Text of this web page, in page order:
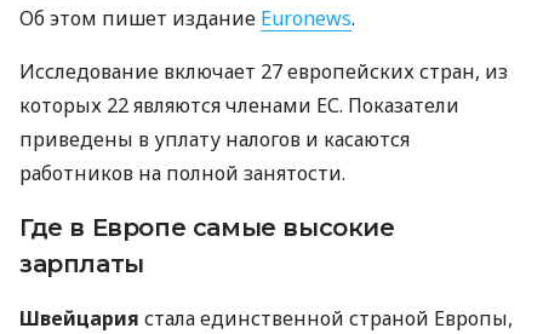
Об этом пишет издание Euronews.
Исследование включает 27 европейских стран, из
которых 22 являются членами ЕС. Показатели
приведены в уплату налогов и касаются
работников на полной занятости.
Где в Европе самые высокие
зарплаты
Швейцария стала единственной страной Европы,